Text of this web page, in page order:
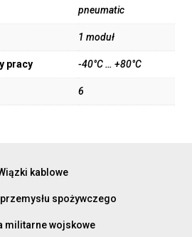
pneumatic
1 moduł
pracy -40°C … +80°C
6
kablowe
spożywczego
militarne wojskowe